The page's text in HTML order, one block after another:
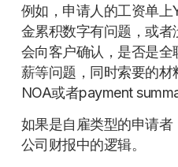
例如，申请人的工资单
金累积数字有问题，或
会向客户确认，是否是
薪等问题，同时索要的
NOA或者payment
如果是自雇类型的申请
公司财报中的逻辑。